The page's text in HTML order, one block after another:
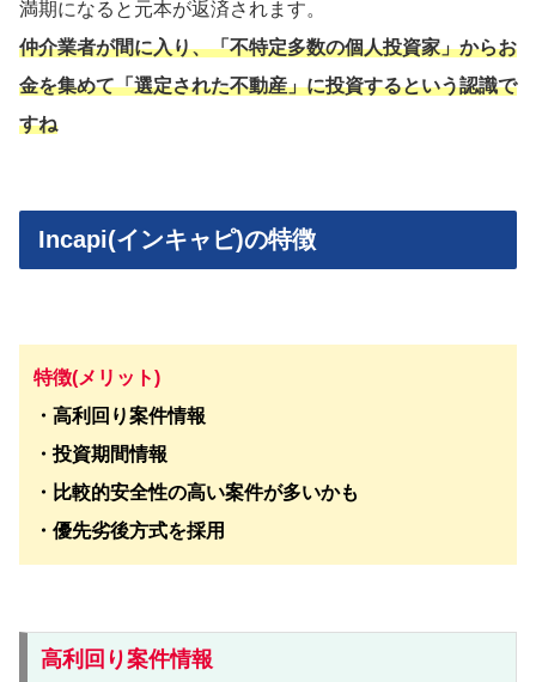
満期になると元本が返済されます。
仲介業者が間に入り、「不特定多数の個人投資家」からお
金を集めて「選定された不動産」に投資するという認識で
すね
Incapi(インキャピ)の特徴
特徴(メリット)
・高利回り案件情報
・投資期間情報
・比較的安全性の高い案件が多いかも
・優先劣後方式を採用
高利回り案件情報